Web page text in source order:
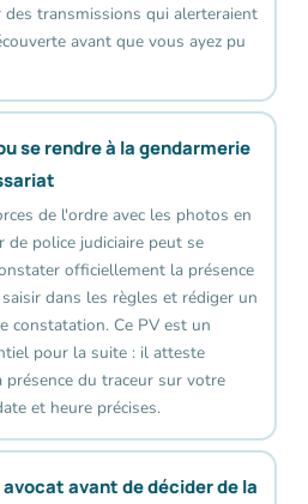
des transmissions qui alerteraient
avant que vous ayez pu
se rendre à la gendarmerie
de l'ordre avec les photos en
de police judiciaire peut se
officiellement la présence
dans les règles et rédiger un
constatation. Ce PV est un
pour la suite : il atteste
du traceur sur votre
et heure précises.
avant de décider de la